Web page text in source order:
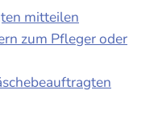
mitteilen
zum Pfleger oder